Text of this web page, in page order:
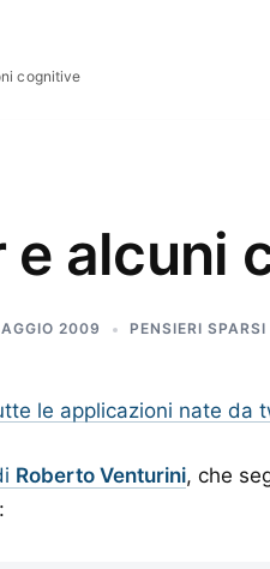
cognitive
alcuni
2009 PENSIERI SPARSI
Roberto Venturini, che